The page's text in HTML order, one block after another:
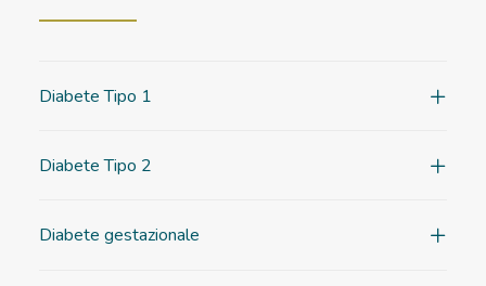
Diabete Tipo 1
Diabete Tipo 2
Diabete gestazionale